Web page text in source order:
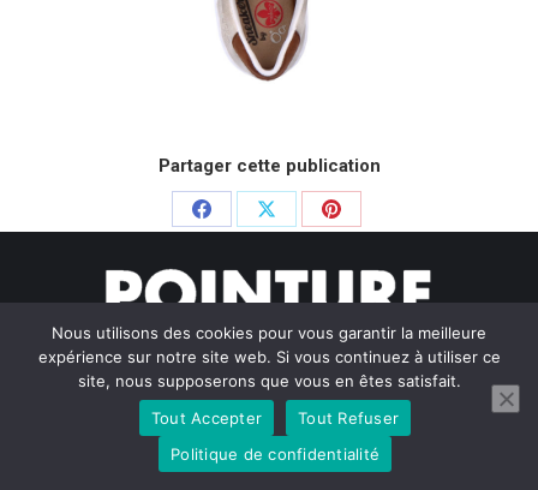
Partager cette publication
Partager
Facebook
PartagerPartager
Pinterest
© Pointure Chausseurs - 2020. Dream-Theme — truly
WordPress themes
Menu BAS
Nous utilisons des cookies pour vous garantir la meilleure
expérience sur notre site web. Si vous continuez à utiliser ce
site, nous supposerons que vous en êtes satisfait.
Tout Accepter
Tout Refuser
Politique de confidentialité